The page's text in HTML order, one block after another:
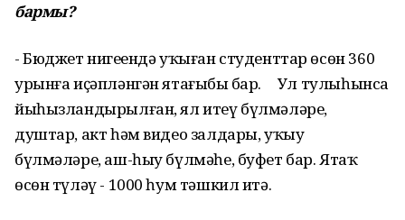
бармы?
- Бюджет нигеҙендә уҡыған студенттар өсөн 360
урынға иҫәпләнгән ятағыбыҙ бар. Ул тулыһынса
йыһызландырылған, ял итеү бүлмәләре,
душтар, акт һәм видео залдары, уҡыу
бүлмәләре, аш-һыу бүлмәһе, буфет бар. Ятаҡ
өсөн түләү - 1000 һум тәшкил итә.